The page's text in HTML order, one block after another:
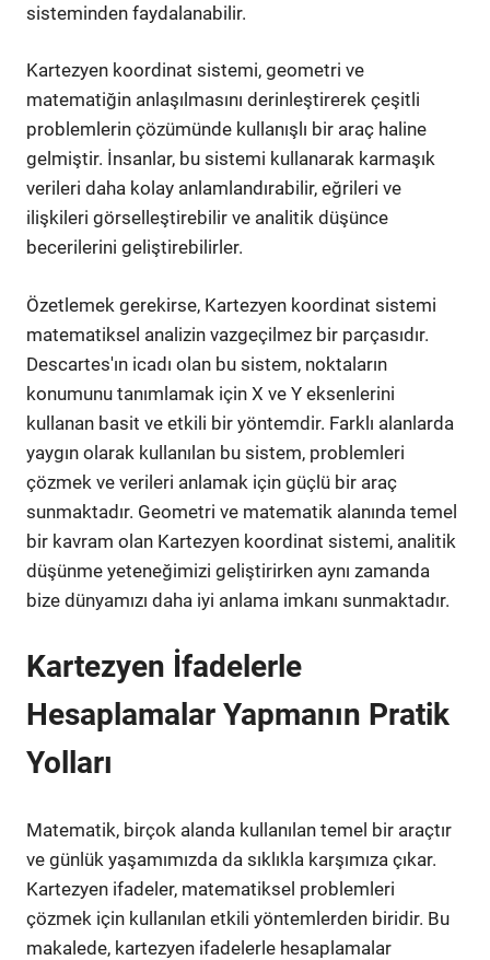
sisteminden faydalanabilir.
Kartezyen koordinat sistemi, geometri ve
matematiğin anlaşılmasını derinleştirerek çeşitli
problemlerin çözümünde kullanışlı bir araç haline
gelmiştir. İnsanlar, bu sistemi kullanarak karmaşık
verileri daha kolay anlamlandırabilir, eğrileri ve
ilişkileri görselleştirebilir ve analitik düşünce
becerilerini geliştirebilirler.
Özetlemek gerekirse, Kartezyen koordinat sistemi
matematiksel analizin vazgeçilmez bir parçasıdır.
Descartes'ın icadı olan bu sistem, noktaların
konumunu tanımlamak için X ve Y eksenlerini
kullanan basit ve etkili bir yöntemdir. Farklı alanlarda
yaygın olarak kullanılan bu sistem, problemleri
çözmek ve verileri anlamak için güçlü bir araç
sunmaktadır. Geometri ve matematik alanında temel
bir kavram olan Kartezyen koordinat sistemi, analitik
düşünme yeteneğimizi geliştirirken aynı zamanda
bize dünyamızı daha iyi anlama imkanı sunmaktadır.
Kartezyen İfadelerle
Hesaplamalar Yapmanın Pratik
Yolları
Matematik, birçok alanda kullanılan temel bir araçtır
ve günlük yaşamımızda da sıklıkla karşımıza çıkar.
Kartezyen ifadeler, matematiksel problemleri
çözmek için kullanılan etkili yöntemlerden biridir. Bu
makalede, kartezyen ifadelerle hesaplamalar